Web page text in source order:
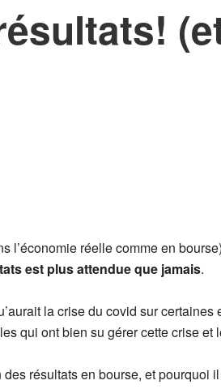
l’économie réelle comme en
est plus attendue que jamais.
la crise du covid sur
qui ont bien su gérer cette crise et
résultats en bourse, et pourquoi